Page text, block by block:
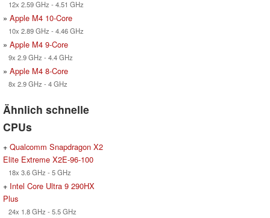
12x 2.59 GHz - 4.51 GHz
» Apple M4 10-Core
10x 2.89 GHz - 4.46 GHz
» Apple M4 9-Core
9x 2.9 GHz - 4.4 GHz
» Apple M4 8-Core
8x 2.9 GHz - 4 GHz
Ähnlich schnelle
CPUs
+ Qualcomm Snapdragon X2
Elite Extreme X2E-96-100
18x 3.6 GHz - 5 GHz
+ Intel Core Ultra 9 290HX
Plus
24x 1.8 GHz - 5.5 GHz